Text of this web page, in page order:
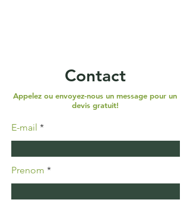
Contact
Appelez ou envoyez-nous un message pour un
devis gratuit!
E-mail
Prenom